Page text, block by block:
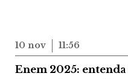
10 nov 11:56
Enem 2025: